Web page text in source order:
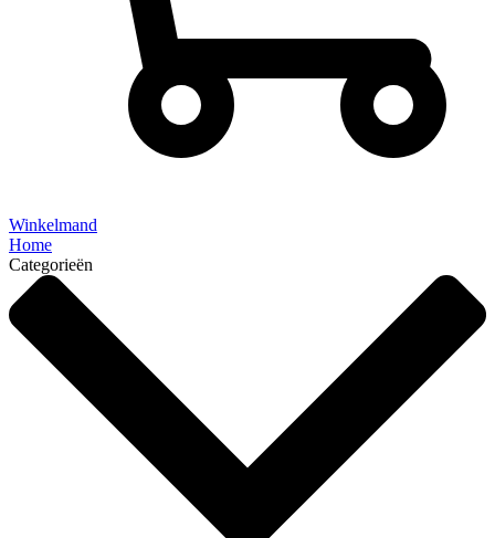
Winkelmand
Home
Categorieën